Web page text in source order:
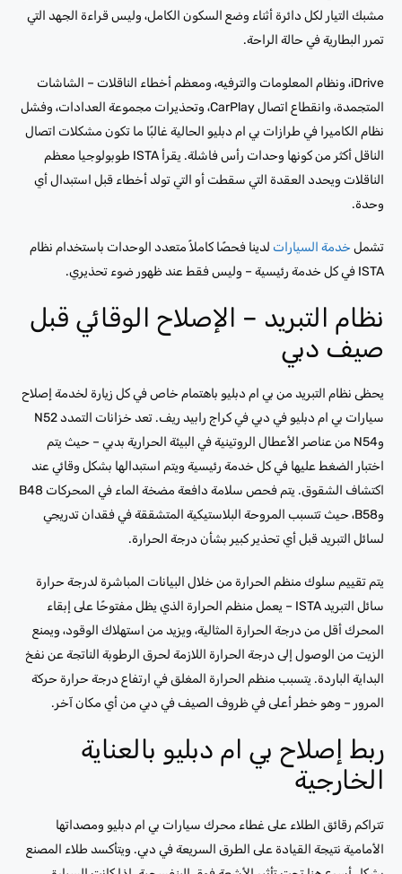
مشبك التيار لكل دائرة أثناء وضع السكون الكامل، وليس قراءة الجهد التي
تمرر البطارية في حالة الراحة.
iDrive، ونظام المعلومات والترفيه، ومعظم أخطاء الناقلات – الشاشات
المتجمدة، وانقطاع اتصال CarPlay، وتحذيرات مجموعة العدادات، وفشل
نظام الكاميرا في طرازات بي ام دبليو الحالية غالبًا ما تكون مشكلات اتصال
الناقل أكثر من كونها وحدات رأس فاشلة. يقرأ ISTA طوبولوجيا معظم
الناقلات ويحدد العقدة التي سقطت أو التي تولد أخطاء قبل استبدال أي
وحدة.
تشمل خدمة السيارات لدينا فحصًا كاملاً متعدد الوحدات باستخدام نظام
ISTA في كل خدمة رئيسية – وليس فقط عند ظهور ضوء تحذيري.
نظام التبريد – الإصلاح الوقائي قبل
صيف دبي
يحظى نظام التبريد من بي ام دبليو باهتمام خاص في كل زيارة لخدمة إصلاح
سيارات بي ام دبليو في دبي في كراج رابيد ريف. تعد خزانات التمدد N52
وN54 من عناصر الأعطال الروتينية في البيئة الحرارية بدبي – حيث يتم
اختبار الضغط عليها في كل خدمة رئيسية ويتم استبدالها بشكل وقائي عند
اكتشاف الشقوق. يتم فحص سلامة دافعة مضخة الماء في المحركات B48
وB58، حيث تتسبب المروحة البلاستيكية المتشققة في فقدان تدريجي
لسائل التبريد قبل أي تحذير كبير بشأن درجة الحرارة.
يتم تقييم سلوك منظم الحرارة من خلال البيانات المباشرة لدرجة حرارة
سائل التبريد ISTA – يعمل منظم الحرارة الذي يظل مفتوحًا على إبقاء
المحرك أقل من درجة الحرارة المثالية، ويزيد من استهلاك الوقود، ويمنع
الزيت من الوصول إلى درجة الحرارة اللازمة لحرق الرطوبة الناتجة عن نفخ
البداية الباردة. يتسبب منظم الحرارة المغلق في ارتفاع درجة حرارة حركة
المرور – وهو خطر أعلى في ظروف الصيف في دبي من أي مكان آخر.
ربط إصلاح بي ام دبليو بالعناية
الخارجية
تتراكم رقائق الطلاء على غطاء محرك سيارات بي ام دبليو ومصداتها
الأمامية نتيجة القيادة على الطرق السريعة في دبي. ويتأكسد طلاء المصنع